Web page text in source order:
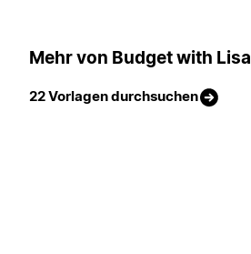
Mehr von Budget with Lisa
22 Vorlagen durchsuchen